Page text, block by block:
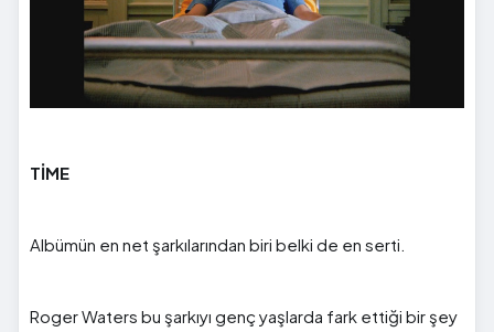
TİME
Albümün en net şarkılarından biri belki de en serti.
Roger Waters bu şarkıyı genç yaşlarda fark ettiği bir şey